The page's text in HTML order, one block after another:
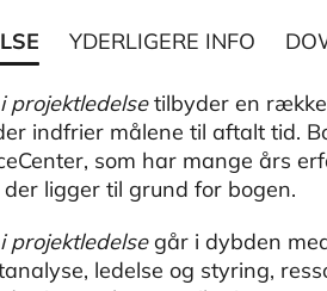
YDERLIGERE INFO
projektledelsetilbyder en række
indfrier målene til aftalt tid.
som har mange års
ligger til grund for bogen.
projektledelsegår i dybden
ledelse og styring,